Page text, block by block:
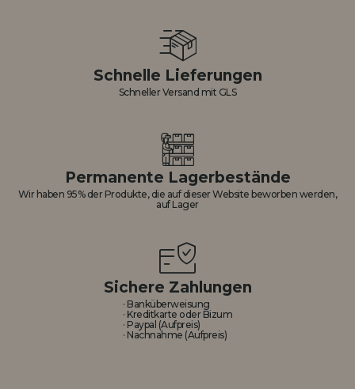
Schnelle Lieferungen
Schneller Versand mit GLS
Permanente Lagerbestände
Wir haben 95% der Produkte, die auf dieser Website beworben werden,
auf Lager
Sichere Zahlungen
· Banküberweisung
· Kreditkarte oder Bizum
· Paypal (Aufpreis)
· Nachnahme (Aufpreis)